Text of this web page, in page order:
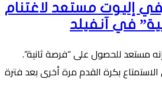
إليوت مستعد لاغتنام
في آنفيلد
مستعد للحصول على “فرصة ثانية”.
بكرة القدم مرة أخرى بعد فترة